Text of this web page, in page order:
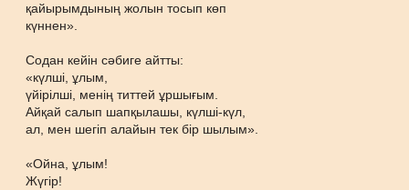
қайырымдының жолын тосып көп
күннен».
Содан кейін сәбиге айтты:
«күлші, ұлым,
үйірілші, менің титтей ұршығым.
Айқай салып шапқылашы, күлші-күл,
ал, мен шегіп алайын тек бір шылым».
«Ойна, ұлым!
Жүгір!